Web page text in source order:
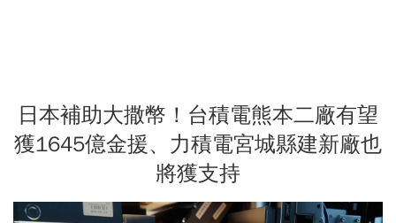
日本補助大撒幣！台積電熊本二廠有望
獲1645億金援、力積電宮城縣建新廠也
將獲支持